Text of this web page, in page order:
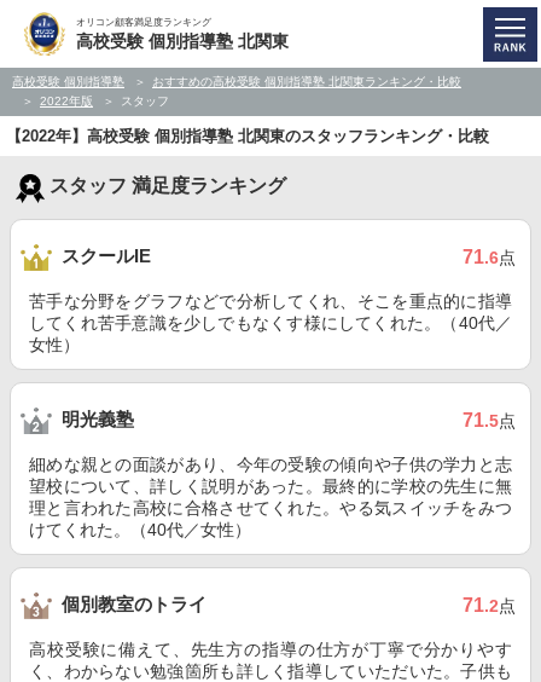
オリコン顧客満足度ランキング
高校受験 個別指導塾 北関東
高校受験 個別指導塾
おすすめの高校受験 個別指導塾 北関東ランキング・比較
2022年版
スタッフ
【2022年】高校受験 個別指導塾 北関東のスタッフランキング・比較
スタッフ 満足度ランキング
スクールIE 71.6点
苦手な分野をグラフなどで分析してくれ、そこを重点的に指導
してくれ苦手意識を少しでもなくす様にしてくれた。（40代／
女性）
明光義塾 71.5点
細めな親との面談があり、今年の受験の傾向や子供の学力と志
望校について、詳しく説明があった。最終的に学校の先生に無
理と言われた高校に合格させてくれた。やる気スイッチをみつ
けてくれた。（40代／女性）
個別教室のトライ 71.2点
高校受験に備えて、先生方の指導の仕方が丁寧で分かりやす
く、わからない勉強箇所も詳しく指導していただいた。子供も